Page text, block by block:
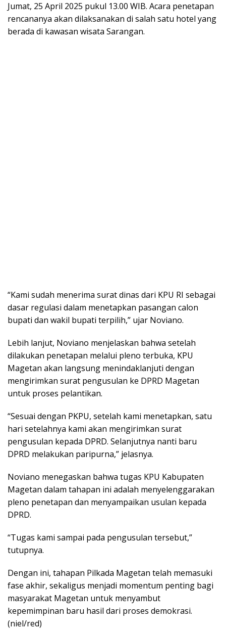
Jumat, 25 April 2025 pukul 13.00 WIB. Acara penetapan
rencananya akan dilaksanakan di salah satu hotel yang
berada di kawasan wisata Sarangan.
“Kami sudah menerima surat dinas dari KPU RI sebagai
dasar regulasi dalam menetapkan pasangan calon
bupati dan wakil bupati terpilih,” ujar Noviano.
Lebih lanjut, Noviano menjelaskan bahwa setelah
dilakukan penetapan melalui pleno terbuka, KPU
Magetan akan langsung menindaklanjuti dengan
mengirimkan surat pengusulan ke DPRD Magetan
untuk proses pelantikan.
“Sesuai dengan PKPU, setelah kami menetapkan, satu
hari setelahnya kami akan mengirimkan surat
pengusulan kepada DPRD. Selanjutnya nanti baru
DPRD melakukan paripurna,” jelasnya.
Noviano menegaskan bahwa tugas KPU Kabupaten
Magetan dalam tahapan ini adalah menyelenggarakan
pleno penetapan dan menyampaikan usulan kepada
DPRD.
“Tugas kami sampai pada pengusulan tersebut,”
tutupnya.
Dengan ini, tahapan Pilkada Magetan telah memasuki
fase akhir, sekaligus menjadi momentum penting bagi
masyarakat Magetan untuk menyambut
kepemimpinan baru hasil dari proses demokrasi.
(niel/red)